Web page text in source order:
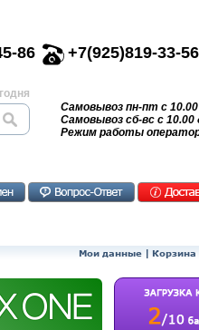
86 +7(925)819-33-56
Самовывоз пн-пт с 10.00
Самовывоз сб-вс с 10.00
Режим работы
Мои данные | Корзина